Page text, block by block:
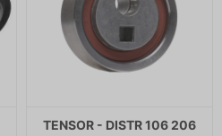
TENSOR - DISTR 106 206